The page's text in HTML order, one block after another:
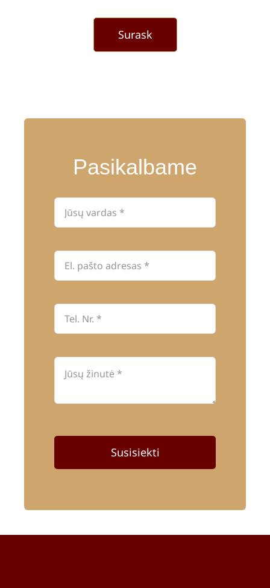
Surask
Pasikalbame
Susisiekti